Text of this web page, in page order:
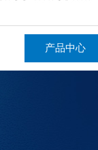
产品中心